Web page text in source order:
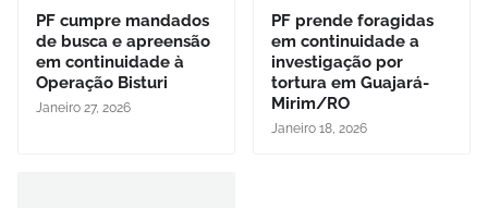
PF cumpre mandados
de busca e apreensão
em continuidade à
Operação Bisturi
Janeiro 27, 2026
PF prende foragidas
em continuidade a
investigação por
tortura em Guajará-
Mirim/RO
Janeiro 18, 2026